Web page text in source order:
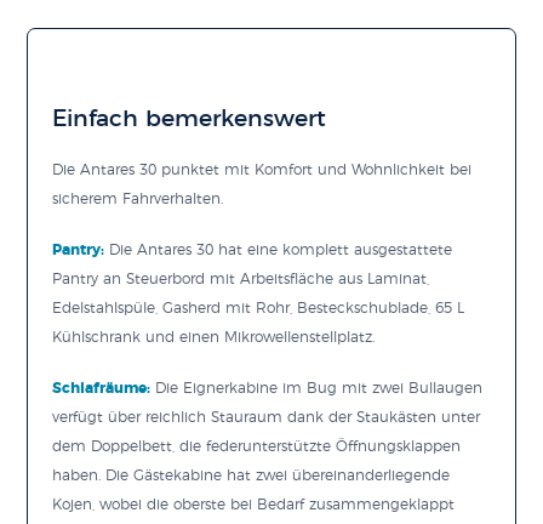
Einfach bemerkenswert
Die Antares 30 punktet mit Komfort und Wohnlichkeit bei
sicherem Fahrverhalten.
Pantry: Die Antares 30 hat eine komplett ausgestattete
Pantry an Steuerbord mit Arbeitsfläche aus Laminat,
Edelstahlspüle, Gasherd mit Rohr, Besteckschublade, 65 L
Kühlschrank und einen Mikrowellenstellplatz.
Schlafräume: Die Eignerkabine im Bug mit zwei Bullaugen
verfügt über reichlich Stauraum dank der Staukästen unter
dem Doppelbett, die federunterstützte Öffnungsklappen
haben. Die Gästekabine hat zwei übereinanderliegende
Kojen, wobei die oberste bei Bedarf zusammengeklappt